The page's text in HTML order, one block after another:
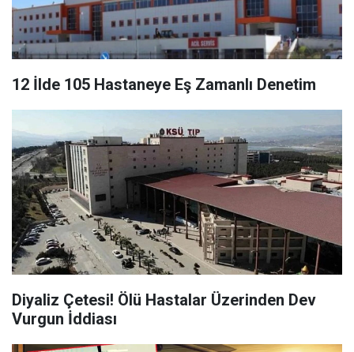
12 İlde 105 Hastaneye Eş Zamanlı Denetim
Diyaliz Çetesi! Ölü Hastalar Üzerinden Dev
Vurgun İddiası